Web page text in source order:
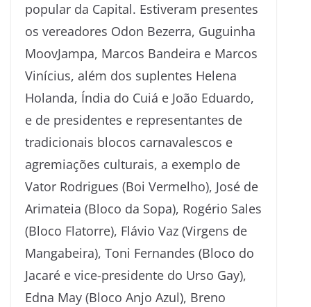
popular da Capital. Estiveram presentes
os vereadores Odon Bezerra, Guguinha
MoovJampa, Marcos Bandeira e Marcos
Vinícius, além dos suplentes Helena
Holanda, Índia do Cuiá e João Eduardo,
e de presidentes e representantes de
tradicionais blocos carnavalescos e
agremiações culturais, a exemplo de
Vator Rodrigues (Boi Vermelho), José de
Arimateia (Bloco da Sopa), Rogério Sales
(Bloco Flatorre), Flávio Vaz (Virgens de
Mangabeira), Toni Fernandes (Bloco do
Jacaré e vice-presidente do Urso Gay),
Edna May (Bloco Anjo Azul), Breno